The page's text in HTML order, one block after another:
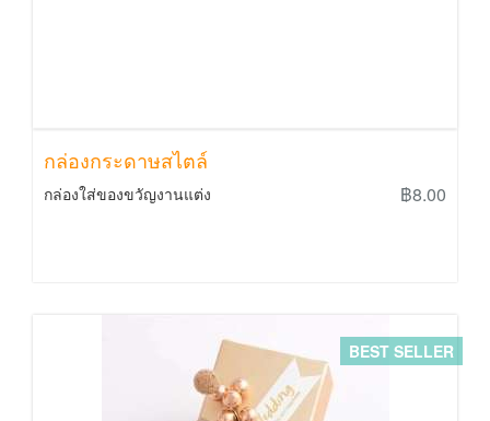
กล่องกระดาษสไตล์
กล่องใส่ของขวัญงานแต่ง ฿8.00
BEST SELLER